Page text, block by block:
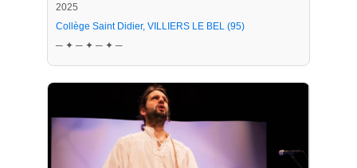
2025
Collège Saint Didier, VILLIERS LE BEL (95)
─ ✦ ─ ✦ ─ ✦ ─